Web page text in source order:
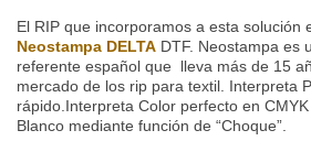
El RIP que incorporamos a esta solución
Neostampa DELTA DTF. Neostampa es
referente español que lleva más de 15
mercado de los rip para textil. Interpreta
rápido.Interpreta Color perfecto en
Blanco mediante función de “Choque”.